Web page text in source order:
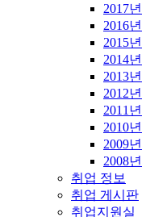
2017년
2016년
2015년
2014년
2013년
2012년
2011년
2010년
2009년
2008년
취업 정보
취업 게시판
취업지원실